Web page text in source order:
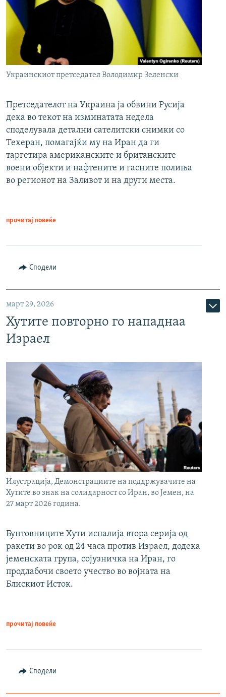
Украинскиот претседател Володимир Зеленски
Претседателот на Украина ја обвини Русија
дека во текот на изминатата недела
споделувала детални сателитски снимки со
Техеран, помагајќи му на Иран да ги
таргетира американските и британските
воени објекти и нафтените и гасните полиња
во регионот на Заливот и на други места.
прочитај повеќе
Сподели
март 29, 2026
Хутите повторно го нападнаа
Израел
Илустрација, Демонстрациите на поддржувачите на
Хутите во знак на солидарност со Иран, во Јемен, на
27 март 2026 година.
Бунтовниците Хути испалија втора серија од
ракети во рок од 24 часа против Израел, додека
јеменската група, сојузничка на Иран, го
продлабочи своето учество во војната на
Блискиот Исток.
прочитај повеќе
Сподели